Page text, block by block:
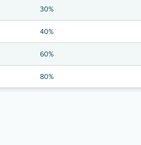
30%
40%
60%
80%